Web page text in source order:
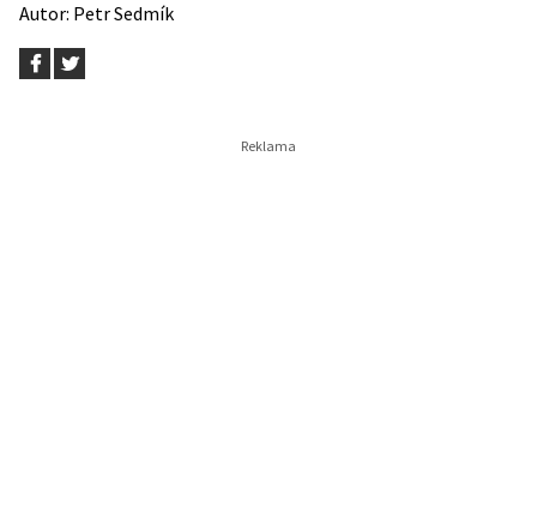
Autor: Petr Sedmík